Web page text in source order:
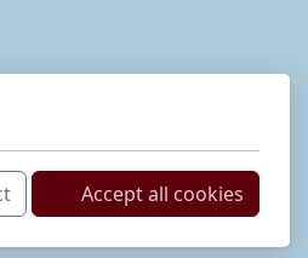
Accept all cookies